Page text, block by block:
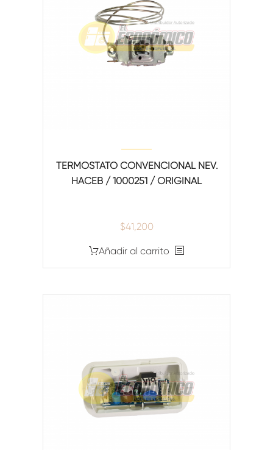
TERMOSTATO CONVENCIONAL NEV.
HACEB / 1000251 / ORIGINAL
$41,200
Añadir al carrito